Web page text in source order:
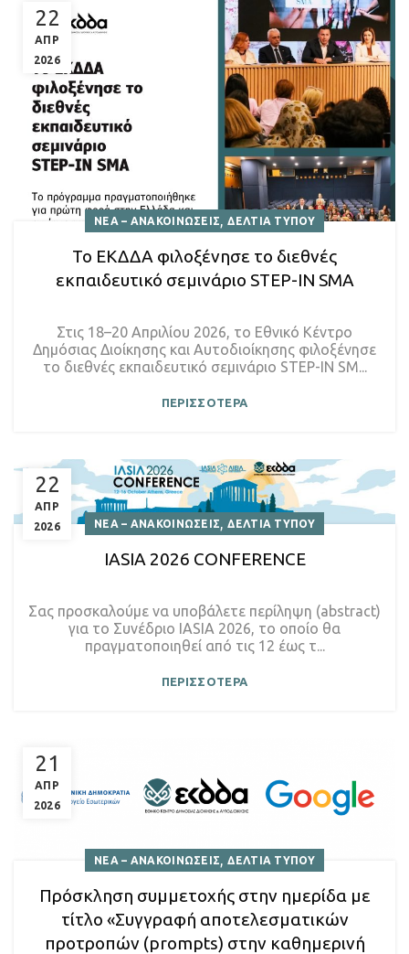
22
ΑΠΡ
2026
ΝΕΑ – ΑΝΑΚΟΙΝΩΣΕΙΣ,ΔΕΛΤΙΑ ΤΥΠΟΥ
Το ΕΚΔΔΑ φιλοξένησε το διεθνές
εκπαιδευτικό σεμινάριο STEP-IN SMA
Στις 18–20 Απριλίου 2026, το Εθνικό Κέντρο
Δημόσιας Διοίκησης και Αυτοδιοίκησης φιλοξένησε
το διεθνές εκπαιδευτικό σεμινάριο STEP-IN SM...
ΠΕΡΙΣΣΟΤΕΡΑ
22
ΑΠΡ
2026
ΝΕΑ – ΑΝΑΚΟΙΝΩΣΕΙΣ,ΔΕΛΤΙΑ ΤΥΠΟΥ
IASIA 2026 CONFERENCE
Σας προσκαλούμε να υποβάλετε περίληψη (abstract)
για το Συνέδριο IASIA 2026, το οποίο θα
πραγματοποιηθεί από τις 12 έως τ...
ΠΕΡΙΣΣΟΤΕΡΑ
21
ΑΠΡ
2026
ΝΕΑ – ΑΝΑΚΟΙΝΩΣΕΙΣ,ΔΕΛΤΙΑ ΤΥΠΟΥ
Πρόσκληση συμμετοχής στην ημερίδα με
τίτλο «Συγγραφή αποτελεσματικών
προτροπών (prompts) στην καθημερινή